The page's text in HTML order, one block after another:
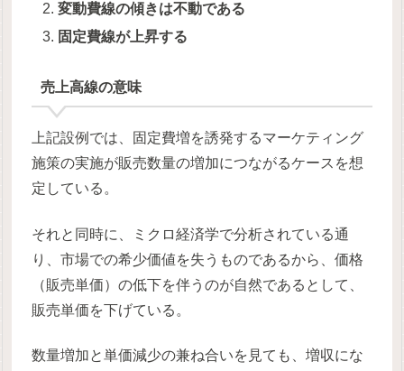
変動費線の傾きは不動である
固定費線が上昇する
売上高線の意味
上記設例では、固定費増を誘発するマーケティング
施策の実施が販売数量の増加につながるケースを想
定している。
それと同時に、ミクロ経済学で分析されている通
り、市場での希少価値を失うものであるから、価格
（販売単価）の低下を伴うのが自然であるとして、
販売単価を下げている。
数量増加と単価減少の兼ね合いを見ても、増収にな